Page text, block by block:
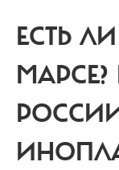
ЕСТЬ
МАРСЕ?